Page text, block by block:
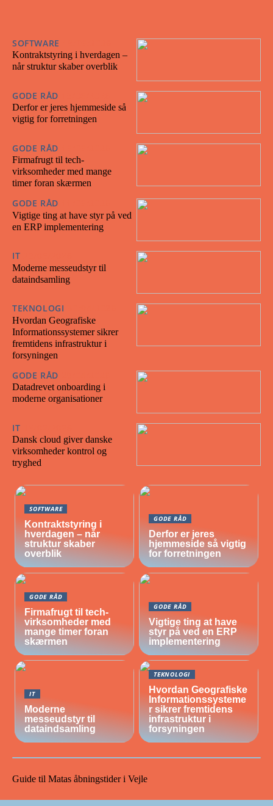
SOFTWARE
Kontraktstyring i hverdagen –
når struktur skaber overblik
GODE RÅD
Derfor er jeres hjemmeside så
vigtig for forretningen
GODE RÅD
Firmafrugt til tech-
virksomheder med mange
timer foran skærmen
GODE RÅD
Vigtige ting at have styr på ved
en ERP implementering
IT
Moderne messeudstyr til
dataindsamling
TEKNOLOGI
Hvordan Geografiske
Informationssystemer sikrer
fremtidens infrastruktur i
forsyningen
GODE RÅD
Datadrevet onboarding i
moderne organisationer
IT
Dansk cloud giver danske
virksomheder kontrol og
tryghed
SOFTWARE
Kontraktstyring i
hverdagen – når
struktur skaber
overblik
GODE RÅD
Derfor er jeres
hjemmeside så vigtig
for forretningen
GODE RÅD
Firmafrugt til tech-
virksomheder med
mange timer foran
skærmen
GODE RÅD
Vigtige ting at have
styr på ved en ERP
implementering
IT
Moderne
messeudstyr til
dataindsamling
TEKNOLOGI
Hvordan Geografiske
Informationssysteme
r sikrer fremtidens
infrastruktur i
forsyningen
Guide til Matas åbningstider i Vejle